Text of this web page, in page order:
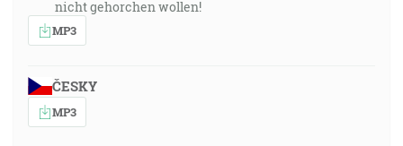
nicht gehorchen wollen!
MP3
ČESKY
MP3